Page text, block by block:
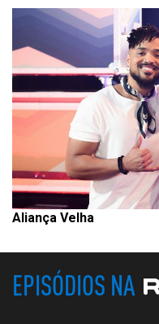
Aliança Velha
EPISÓDIOS NA